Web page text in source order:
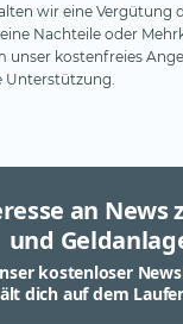
wir eine Vergütung
Nachteile oder
unser kostenfreies
Unterstützung.
an News
und
kostenloser
dich auf dem